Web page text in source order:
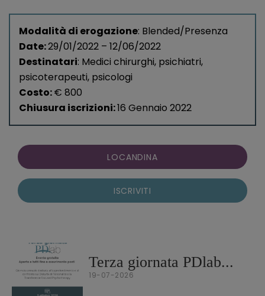
Modalità di erogazione: Blended/Presenza
Date:29/01/2022 – 12/06/2022
Destinatari: Medici chirurghi, psichiatri,
psicoterapeuti, psicologi
Costo:€ 800
Chiusura iscrizioni:16 Gennaio 2022
LOCANDINA
ISCRIVITI
Terza giornata PDlab...
19-07-2026